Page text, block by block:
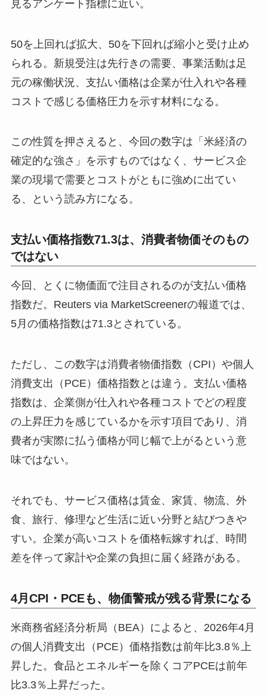
見るアンケート指標に近い。
50を上回れば拡大、50を下回れば縮小と受け止め
られる。新規受注は先行きの需要、事業活動は足
元の稼働状況、支払い価格は企業が仕入れや各種
コストで感じる価格圧力を示す材料になる。
この性質を押さえると、今回の数字は「米経済の
確定的な強さ」を示すものではなく、サービス企
業の現場で需要とコストがともに強めに出てい
る、という読み方になる。
支払い価格指数71.3は、消費者物価そのもの
ではない
今回、とくに物価面で注目されるのが支払い価格
指数だ。Reuters via MarketScreenerの報道では、
5月の価格指数は71.3とされている。
ただし、この数字は消費者物価指数（CPI）や個人
消費支出（PCE）価格指数とは違う。支払い価格
指数は、企業側が仕入れや各種コストでどの程度
の上昇圧力を感じているかを示す項目であり、消
費者が実際に払う価格が同じ幅で上がるという意
味ではない。
それでも、サービス価格は賃金、家賃、物流、外
食、旅行、修理など生活に近い分野と結びつきや
すい。企業が高いコストを価格転嫁すれば、時間
差を伴って家計や企業の負担に届く経路がある。
4月CPI・PCEも、物価警戒が残る背景になる
米商務省経済分析局（BEA）によると、2026年4月
の個人消費支出（PCE）価格指数は前年比3.8％上
昇した。食品とエネルギーを除くコアPCEは前年
比3.3％上昇だった。